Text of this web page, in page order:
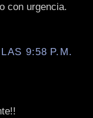
con urgencia.
9:58 P.M.